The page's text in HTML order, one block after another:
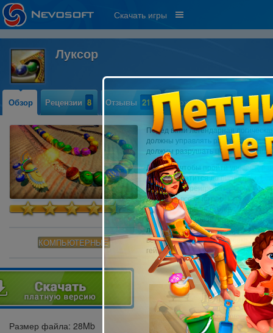
Скачать игры
Луксор
Обзор Рецензии 8 Отзывы 211 Прохождение 5
КОМПЬЮТЕРНЫЕ
Размер файла: 28Mb
Перед вами легендарная
должны управлять ракеткой и с
должны разрушать цепочки
Для того, чтобы пройти уровень,
как она докатится до пирамиды.
придется переигрывать.
движутся все быстрее. Чтобы
арсенал различных бонусов.
Ставшая культовой, игра «Луксор»
логически мыслить и
версия игры включает
геймплей не позволит вам скучать